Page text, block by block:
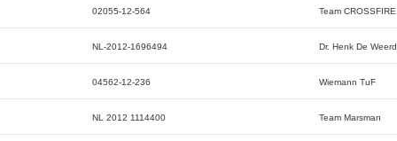
02055-12-564 Team CROSSFIRE
NL-2012-1696494 Dr. Henk De Weerd
04562-12-236 Wiemann TuF
NL 2012 1114400 Team Marsman